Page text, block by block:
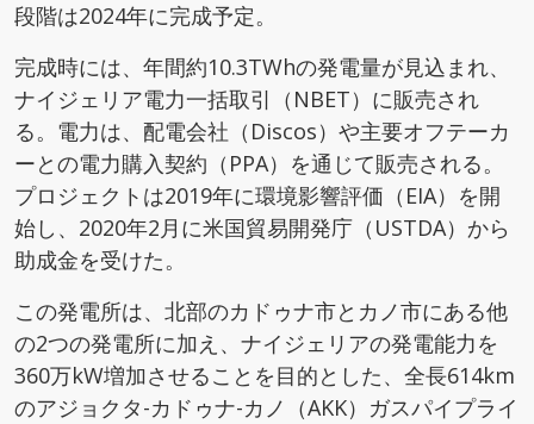
段階は2024年に完成予定。
完成時には、年間約10.3TWhの発電量が見込まれ、
ナイジェリア電力一括取引（NBET）に販売され
る。電力は、配電会社（Discos）や主要オフテーカ
ーとの電力購入契約（PPA）を通じて販売される。
プロジェクトは2019年に環境影響評価（EIA）を開
始し、2020年2月に米国貿易開発庁（USTDA）から
助成金を受けた。
この発電所は、北部のカドゥナ市とカノ市にある他
の2つの発電所に加え、ナイジェリアの発電能力を
360万kW増加させることを目的とした、全長614km
のアジョクタ-カドゥナ-カノ（AKK）ガスパイプライ